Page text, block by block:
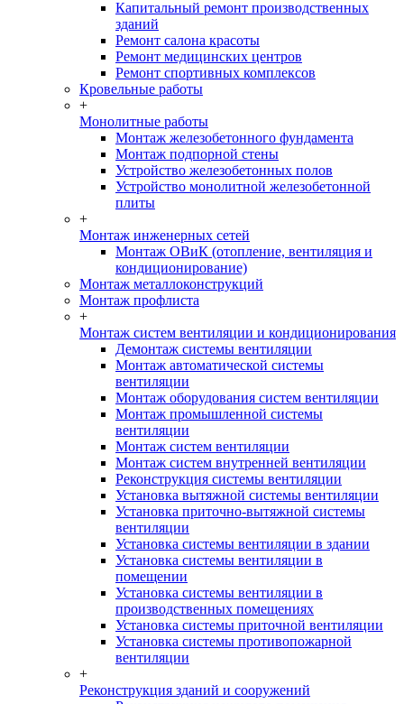
Капитальный ремонт производственных
зданий
Ремонт салона красоты
Ремонт медицинских центров
Ремонт спортивных комплексов
Кровельные работы
+
Монолитные работы
Монтаж железобетонного фундамента
Монтаж подпорной стены
Устройство железобетонных полов
Устройство монолитной железобетонной
плиты
+
Монтаж инженерных сетей
Монтаж ОВиК (отопление, вентиляция и
кондиционирование)
Монтаж металлоконструкций
Монтаж профлиста
+
Монтаж систем вентиляции и кондиционирования
Демонтаж системы вентиляции
Монтаж автоматической системы
вентиляции
Монтаж оборудования систем вентиляции
Монтаж промышленной системы
вентиляции
Монтаж систем вентиляции
Монтаж систем внутренней вентиляции
Реконструкция системы вентиляции
Установка вытяжной системы вентиляции
Установка приточно-вытяжной системы
вентиляции
Установка системы вентиляции в здании
Установка системы вентиляции в
помещении
Установка системы вентиляции в
производственных помещениях
Установка системы приточной вентиляции
Установка системы противопожарной
вентиляции
+
Реконструкция зданий и сооружений